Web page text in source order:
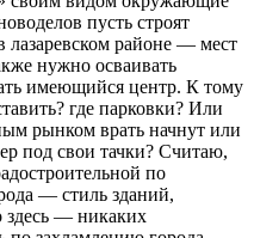
пусть строят
районе — мест
нужно осваивать
имеющийся центр. К тому
где парковки? Или
рынком врать начнут или
под свои тачки? Считаю,
по
— стиль зданий,
здесь — никаких